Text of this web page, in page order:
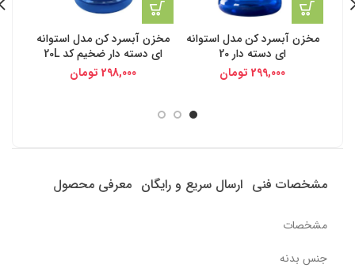
مخزن آبسرد کن مدل استوانه
ای دسته دار 20
299,000 تومان
مخزن آبسرد کن مدل استوانه
ای دسته دار ضخیم کد 20L
298,000 تومان
مشخصات فنی ارسال سریع و رایگان معرفی محصول
مشخصات
جنس بدنه